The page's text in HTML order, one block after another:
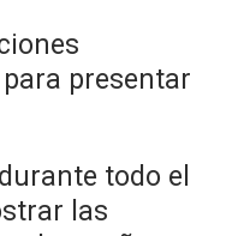
presentar
todo el
las